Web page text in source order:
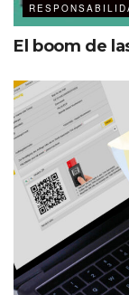
El boom de